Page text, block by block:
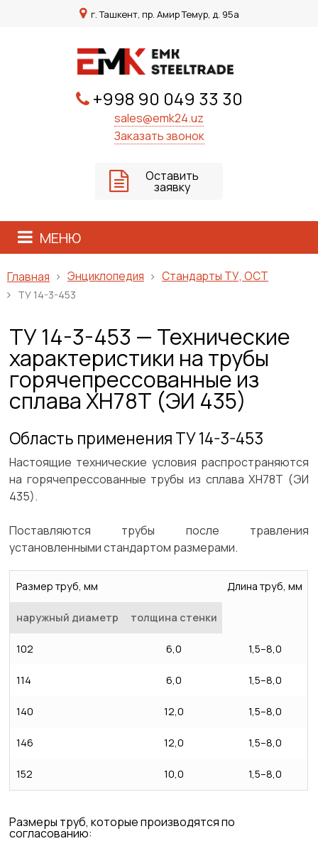
г. Ташкент, пр. Амир Темур, д. 95а
+998 90 049 33 30
sales@emk24.uz
Заказать звонок
Оставить
заявку
МЕНЮ
Главная Энциклопедия Стандарты ТУ, ОСТ
ТУ 14-3-453
ТУ 14-3-453 — Технические
характеристики на трубы
горячепрессованные из
сплава ХН78Т (ЭИ 435)
Область применения ТУ 14-3-453
Настоящие технические условия распространяются
на горячепрессованные трубы из сплава ХН78Т (ЭИ
435).
Поставляются трубы после травления
установленными стандартом размерами.
Размер труб, мм Длина труб, мм
наружный диаметр толщина стенки
102 6,0 1,5–8,0
114 6,0 1,5–8,0
140 12,0 1,5–8,0
146 12,0 1,5–8,0
152 10,0 1,5–8,0
Размеры труб, которые производятся по
согласованию: